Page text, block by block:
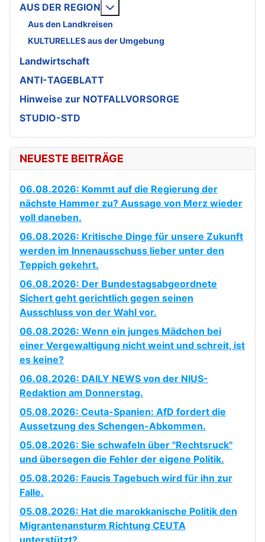
AUS DER REGION
Aus den Landkreisen
KULTURELLES aus der Umgebung
Landwirtschaft
ANTI-TAGEBLATT
Hinweise zur NOTFALLVORSORGE
STUDIO-STD
NEUESTE BEITRÄGE
06.08.2026: Kommt auf die Regierung der
nächste Hammer zu? Aussage von Merz wieder
voll daneben.
06.08.2026: Kritische Dinge für unsere Zukunft
werden im Innenausschuss lieber unter den
Teppich gekehrt.
06.08.2026: Der Bundestagsabgeordnete
Sichert geht gerichtlich gegen seinen
Ausschluss von der Wahl vor.
06.08.2026: Wenn ein junges Mädchen bei
einer Vergewaltigung nicht weint und schreit, ist
es keine?
06.08.2026: DAILY NEWS von der NIUS-
Redaktion am Donnerstag.
05.08.2026: Ceuta-Spanien: AfD fordert die
Aussetzung des Schengen-Abkommen.
05.08.2026: Sie schwafeln über "Rechtsruck"
und übersegen die Fehler der eigene Politik.
05.08.2026: Faucis Tagebuch wird für ihn zur
Falle.
05.08.2026: Hat die marokkanische Politik den
Migrantenansturm Richtung CEUTA
unterstützt?